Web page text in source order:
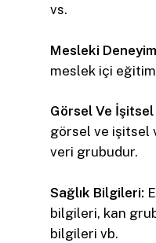
vs.
Mesleki Deneyim
meslek içi
Görsel Ve İşitsel
görsel ve işitsel
veri grubudur.
Sağlık Bilgileri:
bilgileri, kan
bilgileri vb.